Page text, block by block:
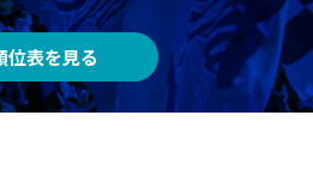
0 0 0 0
0 0 0 0 0
位表を見る